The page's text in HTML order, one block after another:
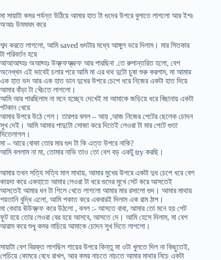
মা সায়াটা কমর পর্যন্ত উঠিয়ে আমার হাত টা গুদের উপরে বুলাতে লাগলো আর ইশঃ
অআঃ উমমমম করে
শব্দ করতে লাগলো, আমি saved গুদটার মধ্যে আঙ্গুল ভরে দিলাম। মার সিতকার
টা পরিবর্তন হয়ে
আআআহ্হঃ অআছ্হঃ উফ্ফ্ফফ্ফ্ফ্ফ আর পারছিনা .তে রুপান্তরিত হলো, বেশ
অনেখ্খন এই ভাবেই চলার পরে আমি মা এর থথ দুটো চুষা শুরু করলাম, মা আমার
এক হাত ভদ আর এক হাত ডান দুধের উপরে চেপে ধরে নিজের একটা হাত দিয়ে
আমার বাঁড়া টা খেঁচতে লাগলো।
আমি আর পারছিলাম না মনে হচ্ছ্যে দেখেই মা আমাকে জড়িয়ে ধরে বিছানায় একটা
পটকান খেয়ে
আমার উপরে উঠে গেল। তারপর বলল – আয় ,আজ নিজের পেটের ছেলেক চোদন
সুখ দেই। আমি আমার পাদুটো সোজা করে দিতেই লেওরা টা মার পেটে গুতা
দিতেলাগল।
মা – আরে বোকা তোর মার গুদ টা কি এত্ত উপরে নাকি?
আমি বললাম না মা, তোমার নাভি তাও তো বেশ বড় একটু try করছি।
আমার তখন সত্যি সত্যি মাল মাথায়, আমার মুখের উপরে একটা দুধ চেপে ধরে বেশ
কায়দা করে একহাতে আমার লেওরা টা ধরে গুদের মুখে সেট করে আসতেই
আসতেই আমার ধন টা গিলে খেতে লাগলো আমার মার রসালো গুদ। আমার মাথায়
শয়তানি বুদ্ধি এলো, আমি পকাত করে একবারই দিলাম এক রাম ঠাপ।
মা বেথায় ঊউফ্ফ্ফ করে উঠলো , বলল :- আসতে বাবা, আমার তো মনে হয় পেট
ফুট হয়ে তোর লেওরা বের হয়ে আসবে, আসতে দে। আমি হেসে দিলাম, মা বেশ
আরাম করে শুধু কমর নাচিয়ে আমাকে চোদন সুখ দিতে লাগলো।
সায়াটা বেশ বিরক্ত লাগছিল গায়ের উপরে কিন্তু মা ওটা খুলতে দিল না কিছুতেই,
পেচিয়ে কোমরে বেধে রাখল, আর কমর নাচতে নাচতে আমার মাথার নিচে একটা